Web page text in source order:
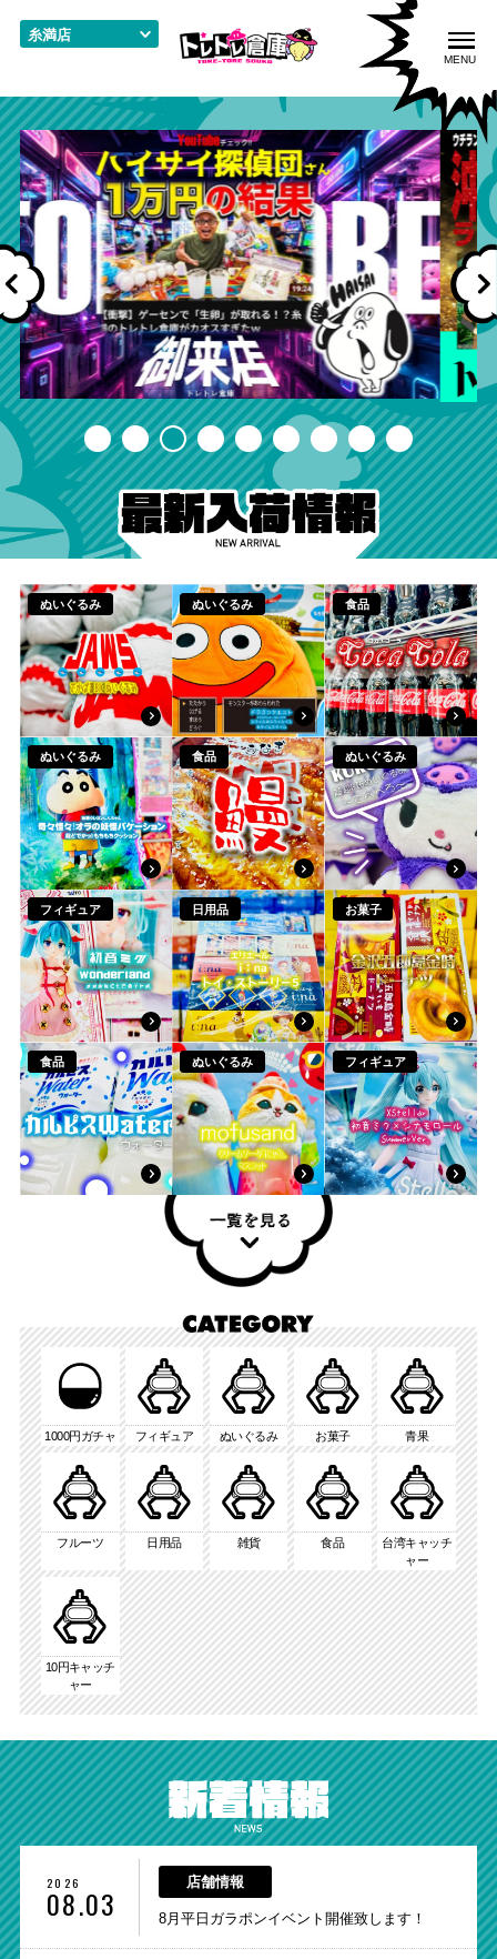
ジ
の
先
頭
で
す
MENU
入荷情報 店舗案内 お問い合わせ
プライバシーポリシー 求人情報
浦添店 泡瀬店
那覇店 名護店
English
公式 公式 公式
糸満店
Previous Next
入
荷
品
一
覧
ぬいぐるみ
商
品
詳
細
へ
ぬいぐるみ
商
品
詳
細
へ
食品
商
品
詳
細
へ
ぬいぐるみ
商
品
詳
細
へ
食品
商
品
詳
細
へ
ぬいぐるみ
商
品
詳
細
へ
フィギュア
商
品
詳
細
へ
日用品
商
品
詳
細
へ
お菓子
商
品
詳
細
へ
食品
商
品
ぬいぐるみ
商
品
細
へ
フィギュア
商
品
1000円ガチャ フィギュア ぬいぐるみ お菓子 青果
フルーツ 日用品 雑貨 食品
台湾キャッチ
ャー
10円キャッチ
ャー
2026
08.03
店舗情報
8月平日ガラポンイベント開催致します！